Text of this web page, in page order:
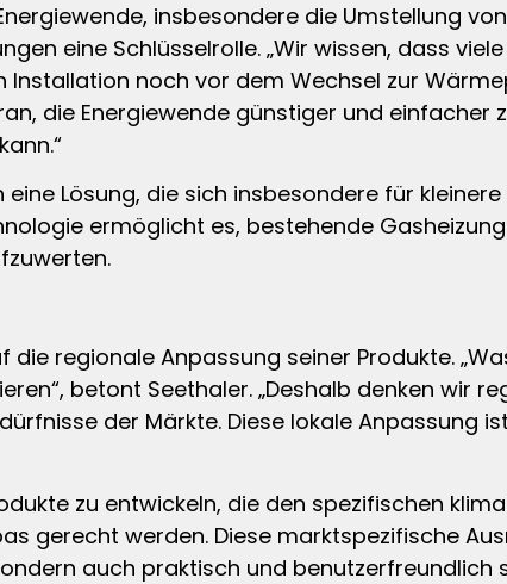
insbesondere die Umstellung
eine Schlüsselrolle. „Wir wissen, dass
noch vor dem Wechsel zur
die Energiewende günstiger und einfacher
Lösung, die sich insbesondere für
ermöglicht es, bestehende
regionale Anpassung seiner Produkte.
betont Seethaler. „Deshalb denken wir
der Märkte. Diese lokale Anpassung
zu entwickeln, die den spezifischen
gerecht werden. Diese marktspezifische
auch praktisch und benutzerfreundlich